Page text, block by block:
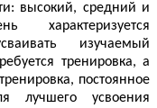
высокий, средний и
характеризуется
изучаемый
тренировка, а
постоянное
лучшего усвоения